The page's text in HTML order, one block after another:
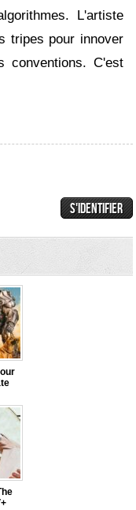
L'artiste
tripes pour innover
conventions. C'est